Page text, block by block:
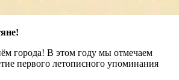
города! В этом году мы отмечаем
первого летописного упоминания